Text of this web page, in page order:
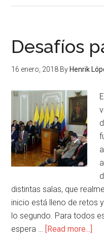
Desafíos
16 enero, 2018 By Henrik
distintas salas, que
inicio está lleno de retos
lo segundo. Para todos
espera … [Read more...]